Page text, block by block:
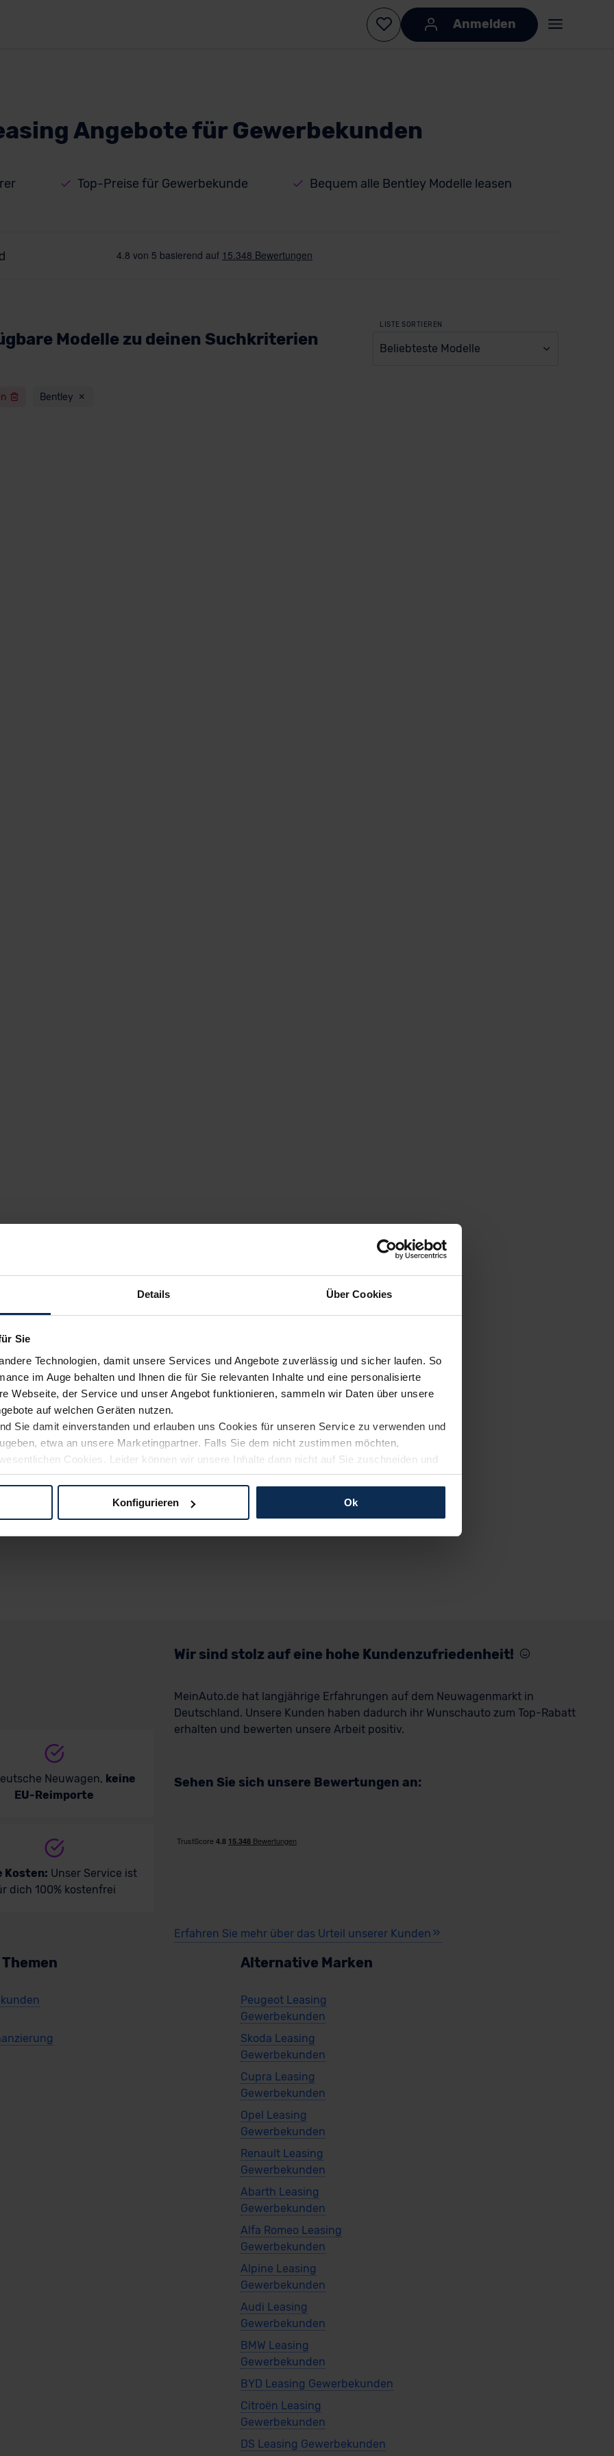
Details Über Cookies
Sie
Technologien, damit unsere Services und Angebote zuverlässig und sicher laufen. So
im Auge behalten und Ihnen die für Sie relevanten Inhalte und eine personalisierte
Webseite, der Service und unser Angebot funktionieren, sammeln wir Daten über unsere
auf welchen Geräten nutzen.
Sie damit einverstanden und erlauben uns Cookies für unseren Service zu verwenden und
etwa an unsere Marketingpartner. Falls Sie dem nicht zustimmen möchten,
Cookies. Leider können wir unsere Inhalte dann nicht auf Sie zuschneiden und
Weg zu Ihrem Neuwagen unterstützen. Sie können die Einstellungen jederzeit anpassen
Konfigurieren Ok
Anmelden
Angebote für Gewerbekunden
Top-Preise für Gewerbekunde Bequem alle Bentley Modelle leasen
Modelle zu deinen Suchkriterien
LISTE SORTIEREN
Beliebteste Modelle
Bentley
Neuwagen, keine
EU-Reimporte
Kosten: Unser Service ist
dich 100% kostenfrei
Wir sind stolz auf eine hohe Kundenzufriedenheit!
MeinAuto.de hat langjährige Erfahrungen auf dem Neuwagenmarkt in
Deutschland. Unsere Kunden haben dadurch ihr Wunschauto zum Top-Rabatt
erhalten und bewerten unsere Arbeit positiv.
Sehen Sie sich unsere Bewertungen an:
Erfahren Sie mehr über das Urteil unserer Kunden
Alternative Marken
Peugeot Leasing
Gewerbekunden
Skoda Leasing
Gewerbekunden
Cupra Leasing
Gewerbekunden
Opel Leasing
Gewerbekunden
Renault Leasing
Gewerbekunden
Abarth Leasing
Gewerbekunden
Alfa Romeo Leasing
Gewerbekunden
Alpine Leasing
Gewerbekunden
Audi Leasing
Gewerbekunden
BMW Leasing
Gewerbekunden
BYD Leasing Gewerbekunden
Citroën Leasing
Gewerbekunden
DS Leasing Gewerbekunden